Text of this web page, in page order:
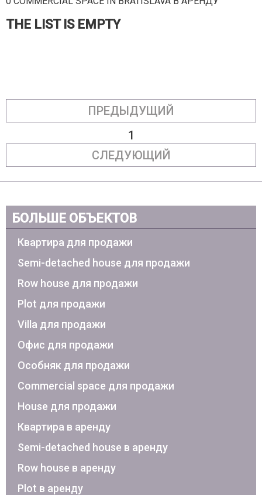
THE LIST IS EMPTY
ПРЕДЫДУЩИЙ
1
СЛЕДУЮЩИЙ
БОЛЬШЕ ОБЪЕКТОВ
Квартира для продажи
Semi-detached house для продажи
Row house для продажи
Plot для продажи
Villa для продажи
Офис для продажи
Особняк для продажи
Commercial space для продажи
House для продажи
Квартира в аренду
Semi-detached house в аренду
Row house в аренду
Plot в аренду